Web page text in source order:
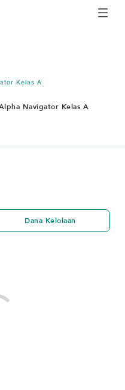
Kelas A
Navigator Kelas A
Dana Kelolaan